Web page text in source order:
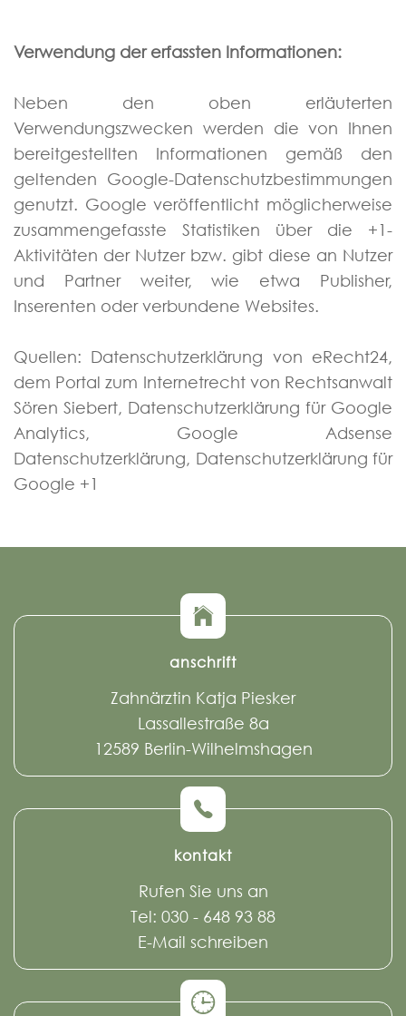
Verwendung der erfassten Informationen:
Neben den oben erläuterten
Verwendungszwecken werden die von Ihnen
bereitgestellten Informationen gemäß den
geltenden Google-Datenschutzbestimmungen
genutzt. Google veröffentlicht möglicherweise
zusammengefasste Statistiken über die +1-
Aktivitäten der Nutzer bzw. gibt diese an Nutzer
und Partner weiter, wie etwa Publisher,
Inserenten oder verbundene Websites.
Quellen: Datenschutzerklärung von eRecht24,
dem Portal zum Internetrecht von Rechtsanwalt
Sören Siebert, Datenschutzerklärung für Google
Analytics, Google Adsense
Datenschutzerklärung, Datenschutzerklärung für
Google +1
anschrift
Zahnärztin Katja Piesker
Lassallestraße 8a
12589 Berlin-Wilhelmshagen
kontakt
Rufen Sie uns an
Tel: 030 - 648 93 88
E-Mail schreiben